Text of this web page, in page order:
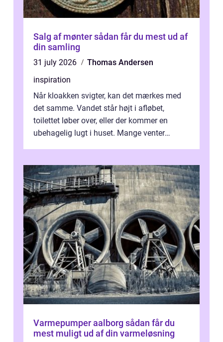
Salg af mønter sådan får du mest ud af
din samling
31 july 2026
Thomas Andersen
inspiration
Når kloakken svigter, kan det mærkes med
det samme. Vandet står højt i afløbet,
toilettet løber over, eller der kommer en
ubehagelig lugt i huset. Mange venter
Varmepumper aalborg sådan får du
mest muligt ud af din varmeløsning